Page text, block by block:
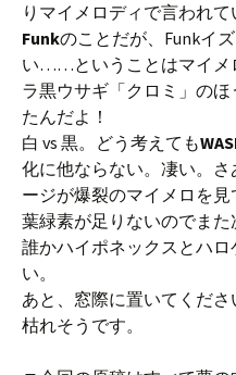
りマイメロディで言われ
Funkのことだが、Funkイ
い……ということはマイメ
ラ黒ウサギ「クロミ」の
たんだよ！
白 vs 黒。どう考えても
化に他ならない。凄い。
ージが爆裂のマイメロを見
葉緑素が足りないのでまた
誰かハイポネックスとハ
い。
あと、窓際に置いてくださ
枯れそうです。